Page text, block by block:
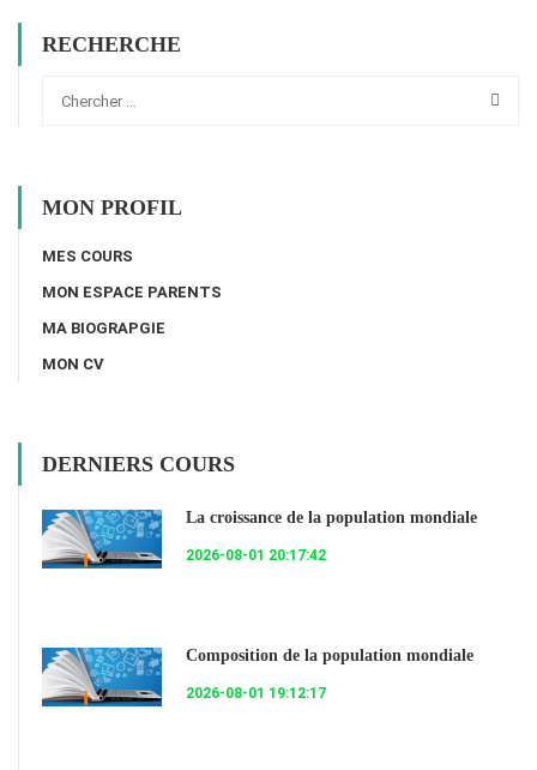
RECHERCHE
MON PROFIL
MES COURS
MON ESPACE PARENTS
MA BIOGRAPGIE
MON CV
DERNIERS COURS
La croissance de la population mondiale
2026-08-01 20:17:42
Composition de la population mondiale
2026-08-01 19:12:17